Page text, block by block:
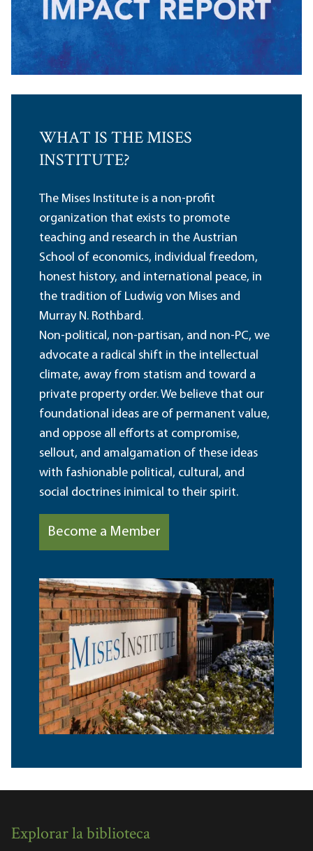
WHAT IS THE MISES
INSTITUTE?
The Mises Institute is a non-profit
organization that exists to promote
teaching and research in the Austrian
School of economics, individual freedom,
honest history, and international peace, in
the tradition of Ludwig von Mises and
Murray N. Rothbard.
Non-political, non-partisan, and non-PC, we
advocate a radical shift in the intellectual
climate, away from statism and toward a
private property order. We believe that our
foundational ideas are of permanent value,
and oppose all efforts at compromise,
sellout, and amalgamation of these ideas
with fashionable political, cultural, and
social doctrines inimical to their spirit.
Become a Member
Explorar la biblioteca